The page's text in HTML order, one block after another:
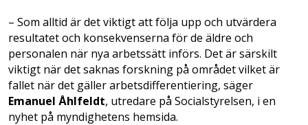
– Som alltid är det viktigt att följa upp och utvärdera
resultatet och konsekvenserna för de äldre och
personalen när nya arbetssätt införs. Det är särskilt
viktigt när det saknas forskning på området vilket är
fallet när det gäller arbetsdifferentiering, säger
Emanuel Åhlfeldt, utredare på Socialstyrelsen, i en
nyhet på myndighetens hemsida.